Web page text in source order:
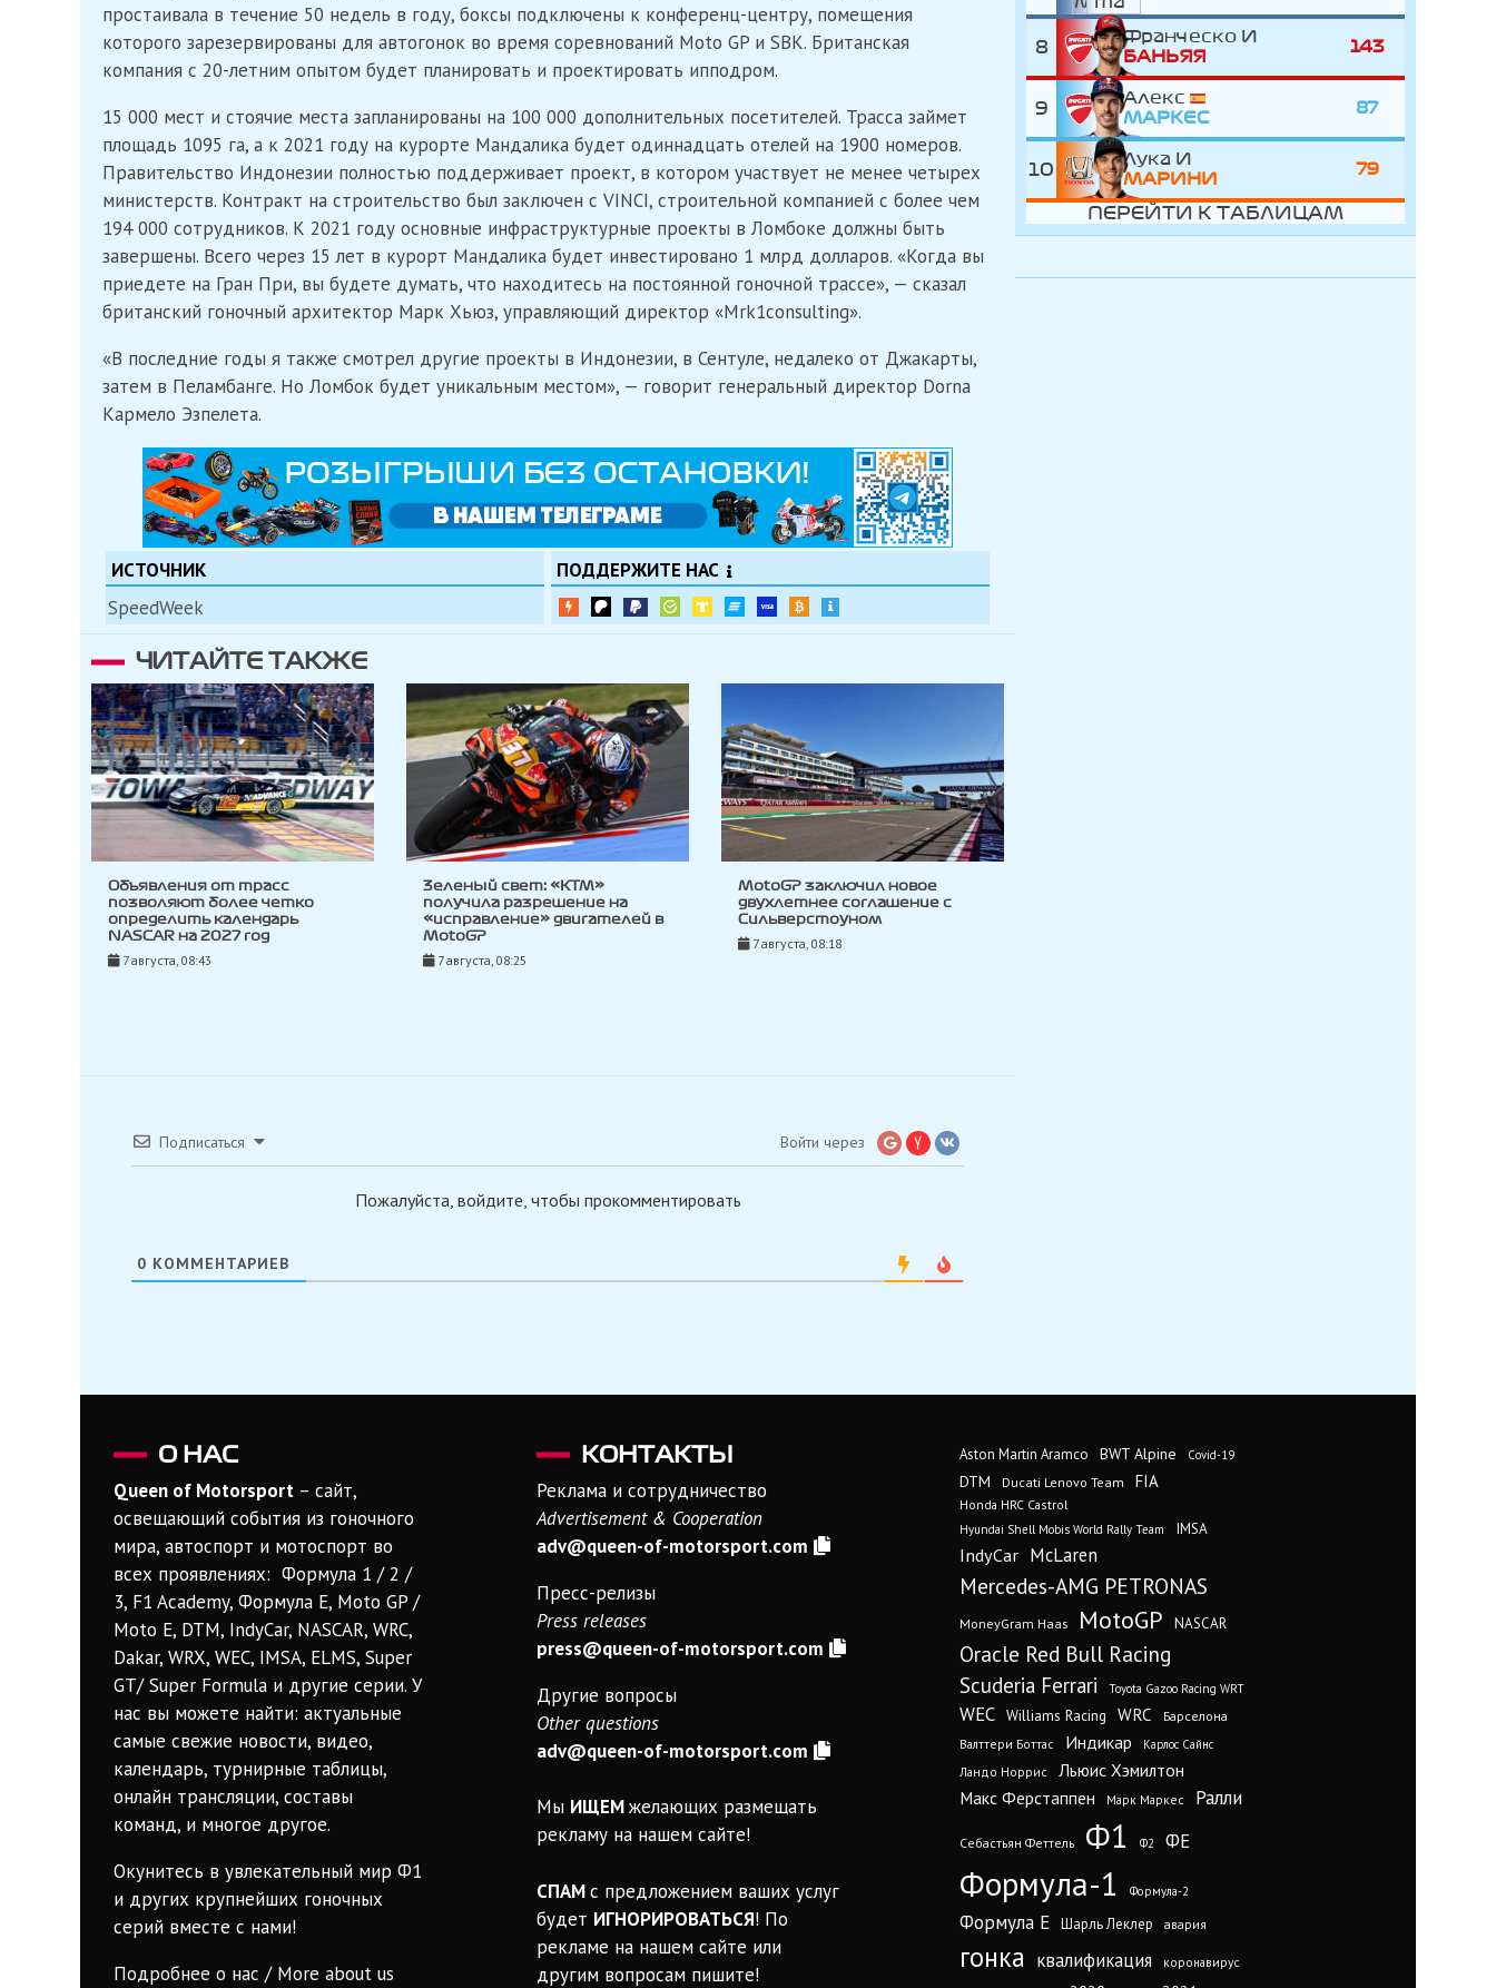
простаивала в течение 50 недель в году, боксы подключены к конференц-центру, помещения
которого зарезервированы для автогонок во время соревнований Moto GP и SBK. Британская
компания с 20-летним опытом будет планировать и проектировать ипподром.
15 000 мест и стоячие места запланированы на 100 000 дополнительных посетителей. Трасса займет
площадь 1095 га, а к 2021 году на курорте Мандалика будет одиннадцать отелей на 1900 номеров.
Правительство Индонезии полностью поддерживает проект, в котором участвует не менее четырех
министерств. Контракт на строительство был заключен с VINCI, строительной компанией с более чем
194 000 сотрудников. К 2021 году основные инфраструктурные проекты в Ломбоке должны быть
завершены. Всего через 15 лет в курорт Мандалика будет инвестировано 1 млрд долларов. «Когда вы
приедете на Гран При, вы будете думать, что находитесь на постоянной гоночной трассе», — сказал
британский гоночный архитектор Марк Хьюз, управляющий директор «Mrk1consulting».
«В последние годы я также смотрел другие проекты в Индонезии, в Сентуле, недалеко от Джакарты,
затем в Пеламбанге. Но Ломбок будет уникальным местом», — говорит генеральный директор Dorna
Кармело Эзпелета.
ИСТОЧНИК
SpeedWeek
ПОДДЕРЖИТЕ НАС
ЧИТАЙТЕ ТАКЖЕ
Объявления от трасс
позволяют более четко
определить календарь
NASCAR на 2027 год
7 августа, 08:43
Зеленый свет: «KTM»
получила разрешение на
«исправление» двигателей в
MotoGP
7 августа, 08:25
MotoGP заключил новое
двухлетнее соглашение с
Сильверстоуном
7 августа, 08:18
Подписаться Войти через
Пожалуйста, войдите, чтобы прокомментировать
0 КОММЕНТАРИЕВ
8
Франческо
БАНЬЯЯ
143
9
Алекс
МАРКЕС
87
10
Лука
МАРИНИ
79
ПЕРЕЙТИ К ТАБЛИЦАМ
О НАС
Queen of Motorsport – сайт,
освещающий события из гоночного
мира, автоспорт и мотоспорт во
всех проявлениях: Формула 1 / 2 /
3, F1 Academy, Формула Е, Moto GP /
Moto E, DTM, IndyCar, NASCAR, WRC,
Dakar, WRX, WEC, IMSA, ELMS, Super
GT/ Super Formula и другие серии. У
нас вы можете найти: актуальные
самые свежие новости, видео,
календарь, турнирные таблицы,
онлайн трансляции, составы
команд, и многое другое.
Окунитесь в увлекательный мир Ф1
и других крупнейших гоночных
серий вместе с нами!
Подробнее о нас / More about us
КОНТАКТЫ
Реклама и сотрудничество
Advertisement & Cooperation
adv@queen-of-motorsport.com
Пресс-релизы
Press releases
press@queen-of-motorsport.com
Другие вопросы
Other questions
adv@queen-of-motorsport.com
Мы ИЩЕМжелающих размещать
рекламу на нашем сайте!
СПАМс предложением ваших услуг
будет ИГНОРИРОВАТЬСЯ! По
рекламе на нашем сайте или
другим вопросам пишите!
Aston Martin Aramco BWT Alpine Covid-19
DTM Ducati Lenovo Team FIA
Honda HRC Castrol
Hyundai Shell Mobis World Rally Team IMSA
IndyCar McLaren
Mercedes-AMG PETRONAS
MoneyGram Haas MotoGP NASCAR
Oracle Red Bull Racing
Scuderia Ferrari Toyota Gazoo Racing WRT
WEC Williams Racing WRC
Барселона
Валттери Боттас
Индикар Карлос Сайнс
Ландо Норрис
Льюис Хэмилтон
Макс Ферстаппен
Марк Маркес Ралли
Себастьян Феттель Ф1 Ф2 ФЕ
Формула-1 Формула-2
Формула Е Шарль Леклер авария
гонка квалификация коронавирус